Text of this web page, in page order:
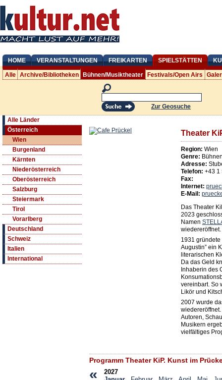
HOME VERANSTALTUNGEN FREIKARTEN SPIELSTÄTTEN
Alle Archive/Bibliotheken Bühnen/Musiktheater Festivals/Open Airs
Zur Geosuche
Alle Länder
Österreich
Wien
Burgenland
Kärnten
Niederösterreich
Oberösterreich
Salzburg
Steiermark
Tirol
Vorarlberg
Deutschland
Schweiz
Italien
International
Theater
Region: Wien
Genre:
Adresse:
Telefon: +43 1
Fax:
Internet:
E-Mail:
Das Theater
2023
Namen
wiedereröffnet.
1931 gründete
Augustin” ein
literarischen
Da das Geld
Inhaberin des
vereinbart. So
Likör und
2007 wurde
Autoren,
Musikern
vielfältiges
Programm Theater KiP. Kunst im
«
2027